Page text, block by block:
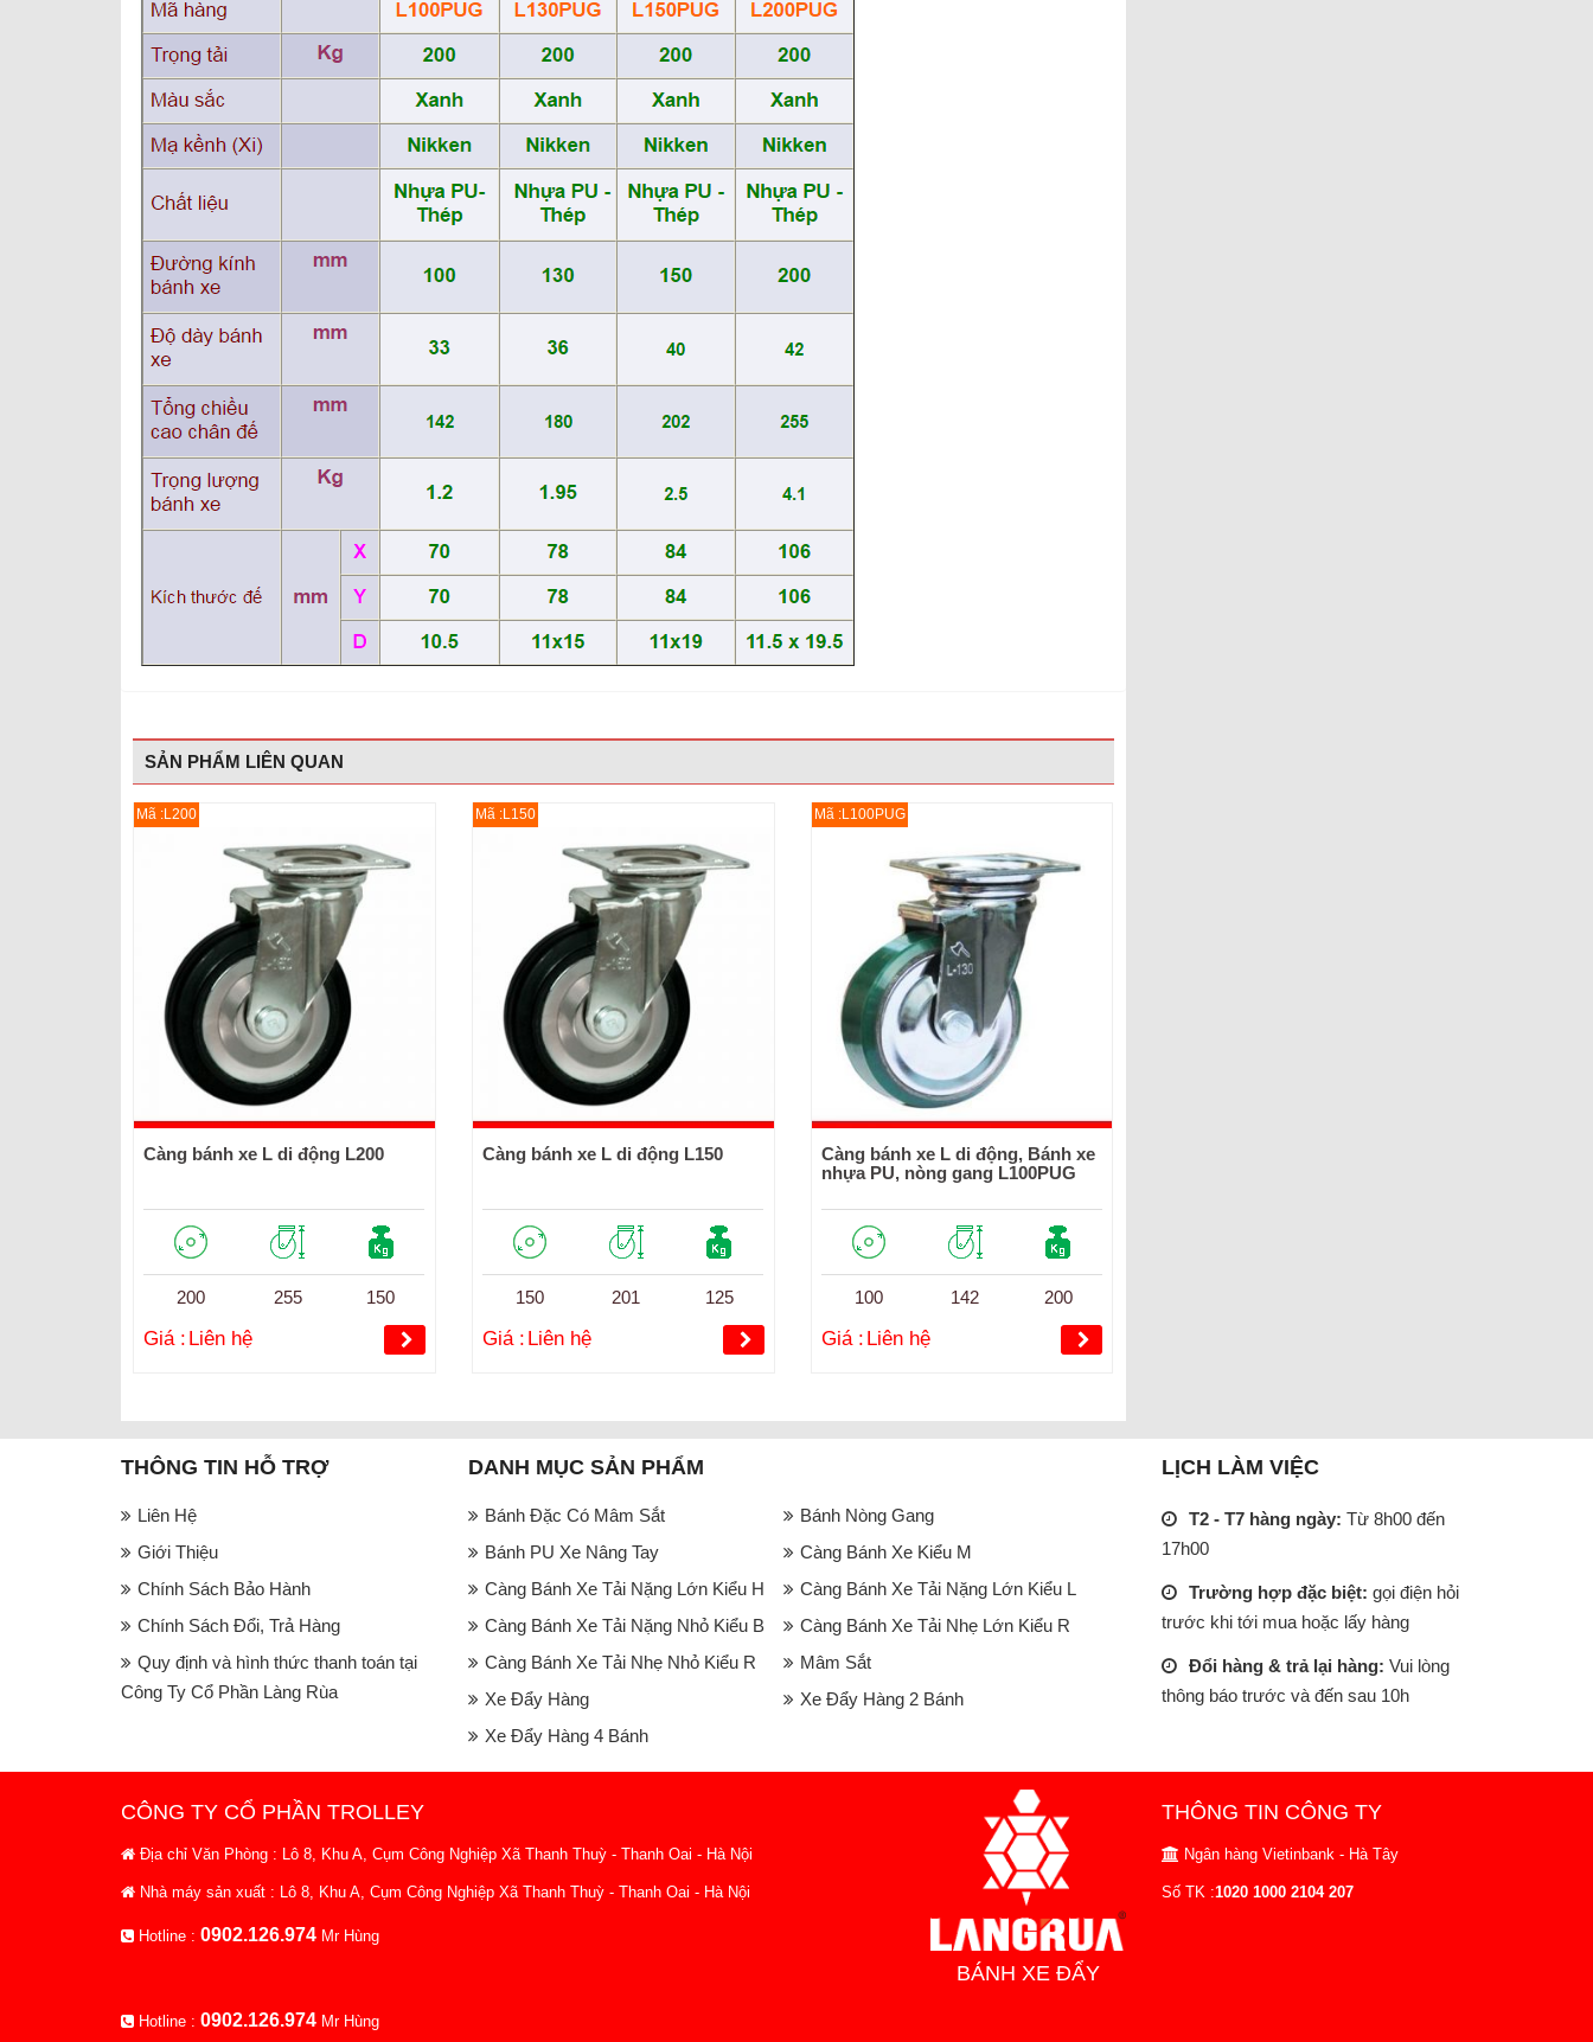
SẢN PHẨM LIÊN QUAN
Mã :L200
Càng bánh xe L di động L200
200 255 150
Giá : Liên hệ
Mã :L150
Càng bánh xe L di động L150
150 201 125
Giá : Liên hệ
Mã :L100PUG
Càng bánh xe L di động, Bánh xe
nhựa PU, nòng gang L100PUG
100 142 200
Giá : Liên hệ
THÔNG TIN HỖ TRỢ
Liên Hệ
Giới Thiệu
Chính Sách Bảo Hành
Chính Sách Đổi, Trả Hàng
Quy định và hình thức thanh toán tại
Công Ty Cổ Phần Làng Rùa
DANH MỤC SẢN PHẨM
Bánh Đặc Có Mâm Sắt
Bánh Nòng Gang
Bánh PU Xe Nâng Tay
Càng Bánh Xe Kiểu M
Càng Bánh Xe Tải Nặng Lớn Kiểu H
Càng Bánh Xe Tải Nặng Lớn Kiểu L
Càng Bánh Xe Tải Nặng Nhỏ Kiểu B
Càng Bánh Xe Tải Nhẹ Lớn Kiểu R
Càng Bánh Xe Tải Nhẹ Nhỏ Kiểu R
Mâm Sắt
Xe Đẩy Hàng
Xe Đẩy Hàng 2 Bánh
Xe Đẩy Hàng 4 Bánh
LỊCH LÀM VIỆC
T2 - T7 hàng ngày: Từ 8h00 đến
17h00
Trường hợp đặc biệt: gọi điện hỏi
trước khi tới mua hoặc lấy hàng
Đổi hàng & trả lại hàng: Vui lòng
thông báo trước và đến sau 10h
CÔNG TY CỔ PHẦN TROLLEY
Địa chỉ Văn Phòng : Lô 8, Khu A, Cụm Công Nghiệp Xã Thanh Thuỳ - Thanh Oai - Hà Nội
Nhà máy sản xuất : Lô 8, Khu A, Cụm Công Nghiệp Xã Thanh Thuỳ - Thanh Oai - Hà Nội
Hotline : 0902.126.974 Mr Hùng
Hotline : 0902.126.974 Mr Hùng
BÁNH XE ĐẨY
THÔNG TIN CÔNG TY
Ngân hàng Vietinbank - Hà Tây
Số TK :1020 1000 2104 207